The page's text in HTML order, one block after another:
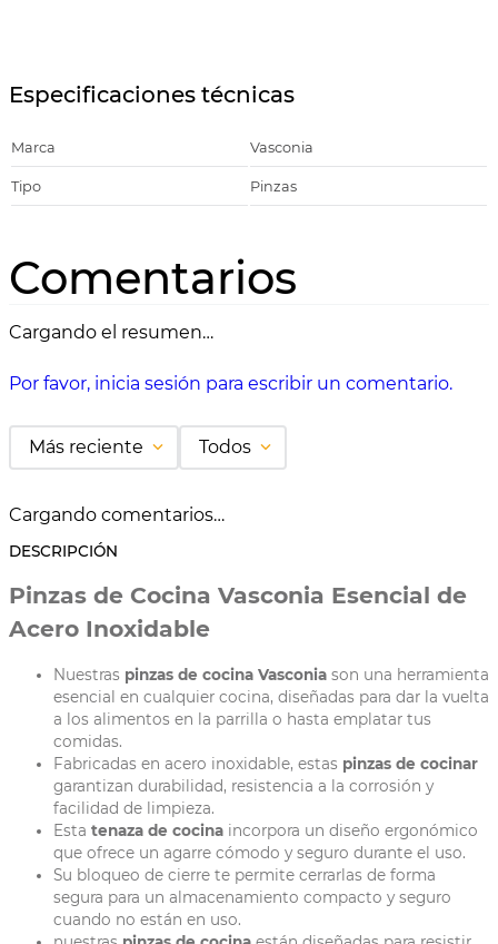
Especificaciones técnicas
Marca Vasconia
Tipo Pinzas
Comentarios
Cargando el resumen…
Por favor, inicia sesión para escribir un comentario.
Más reciente Todos
Cargando comentarios…
DESCRIPCIÓN
Pinzas de Cocina Vasconia Esencial de
Acero Inoxidable
Nuestras pinzas de cocina Vasconia son una herramienta
esencial en cualquier cocina, diseñadas para dar la vuelta
a los alimentos en la parrilla o hasta emplatar tus
comidas.
Fabricadas en acero inoxidable, estas pinzas de cocinar
garantizan durabilidad, resistencia a la corrosión y
facilidad de limpieza.
Esta tenaza de cocina incorpora un diseño ergonómico
que ofrece un agarre cómodo y seguro durante el uso.
Su bloqueo de cierre te permite cerrarlas de forma
segura para un almacenamiento compacto y seguro
cuando no están en uso.